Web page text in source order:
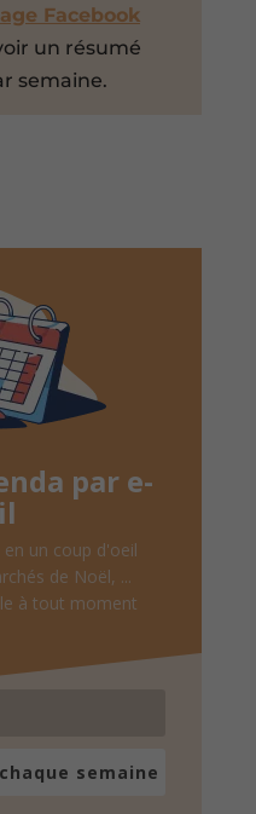
Facebook
un résumé
semaine.
par e-
un coup d'oeil
de Noël, ...
à tout moment
semaine